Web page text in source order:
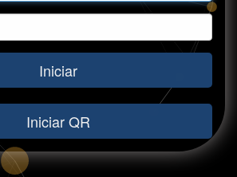
Iniciar
Iniciar QR